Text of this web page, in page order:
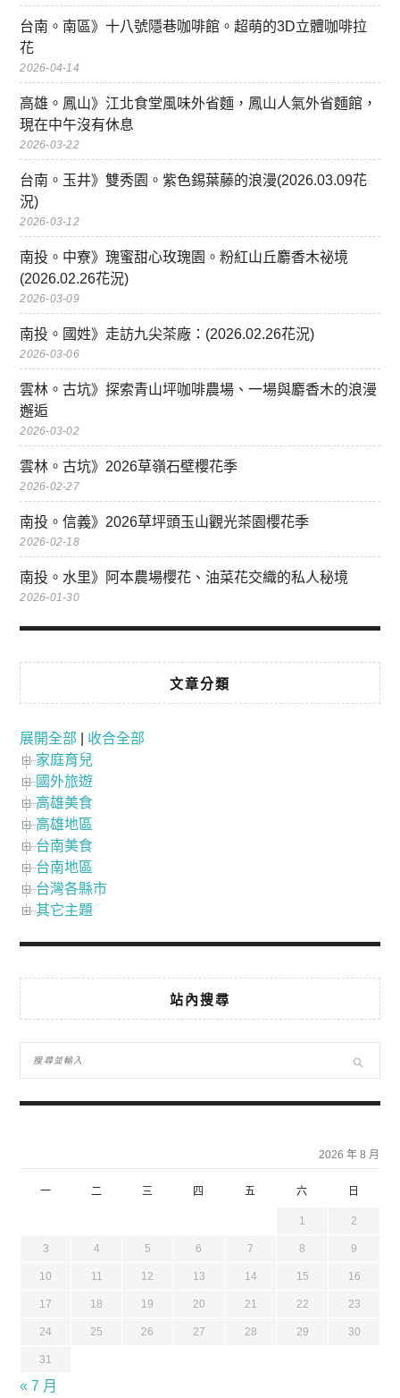
台南。南區》十八號隱巷咖啡館。超萌的3D立體咖啡拉
花
2026-04-14
高雄。鳳山》江北食堂風味外省麵，鳳山人氣外省麵館，
現在中午沒有休息
2026-03-22
台南。玉井》雙秀園。紫色錫葉藤的浪漫(2026.03.09花
況)
2026-03-12
南投。中寮》瑰蜜甜心玫瑰園。粉紅山丘麝香木祕境
(2026.02.26花況)
2026-03-09
南投。國姓》走訪九尖茶廠：(2026.02.26花況)
2026-03-06
雲林。古坑》探索青山坪咖啡農場、一場與麝香木的浪漫
邂逅
2026-03-02
雲林。古坑》2026草嶺石壁櫻花季
2026-02-27
南投。信義》2026草坪頭玉山觀光茶園櫻花季
2026-02-18
南投。水里》阿本農場櫻花、油菜花交織的私人秘境
2026-01-30
文章分類
展開全部
收合全部
家庭育兒
國外旅遊
高雄美食
高雄地區
台南美食
台南地區
台灣各縣市
其它主題
站內搜尋
2026 年 8 月
一 二 三 四 五 六 日
1 2
3 4 5 6 7 8 9
10 11 12 13 14 15 16
17 18 19 20 21 22 23
24 25 26 27 28 29 30
31
« 7 月